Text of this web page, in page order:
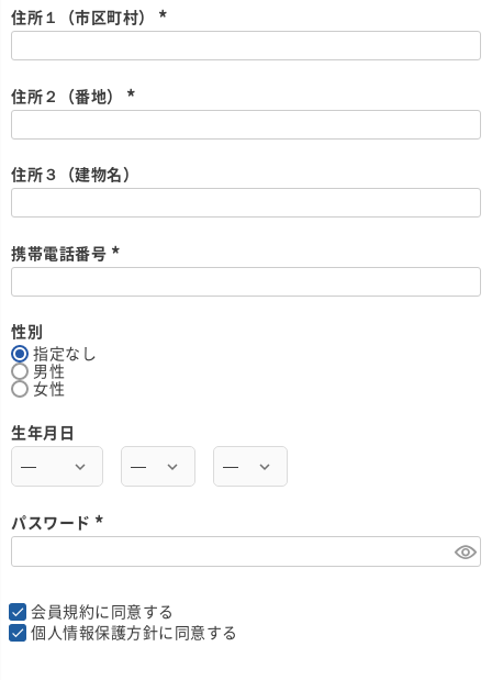
住所１（市区町村）
必
住所２（番地）
必
)
住所３（建物名）
携帯電話番号
必
性別
指定なし
男性
女性
生年月日
パスワード
会員規約に同意する
個人情報保護方針に同意する